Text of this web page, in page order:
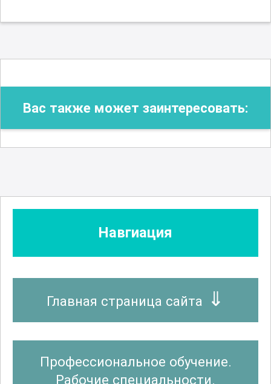
Вас также может заинтересовать:
Навгиация
Главная страница сайта
Профессиональное обучение.
Рабочие специальности.